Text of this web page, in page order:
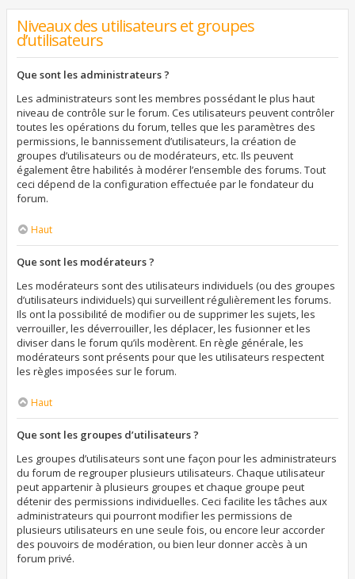
Niveaux des utilisateurs et groupes
d’utilisateurs
Que sont les administrateurs ?
Les administrateurs sont les membres possédant le plus haut
niveau de contrôle sur le forum. Ces utilisateurs peuvent contrôler
toutes les opérations du forum, telles que les paramètres des
permissions, le bannissement d’utilisateurs, la création de
groupes d’utilisateurs ou de modérateurs, etc. Ils peuvent
également être habilités à modérer l’ensemble des forums. Tout
ceci dépend de la configuration effectuée par le fondateur du
forum.
Haut
Que sont les modérateurs ?
Les modérateurs sont des utilisateurs individuels (ou des groupes
d’utilisateurs individuels) qui surveillent régulièrement les forums.
Ils ont la possibilité de modifier ou de supprimer les sujets, les
verrouiller, les déverrouiller, les déplacer, les fusionner et les
diviser dans le forum qu’ils modèrent. En règle générale, les
modérateurs sont présents pour que les utilisateurs respectent
les règles imposées sur le forum.
Haut
Que sont les groupes d’utilisateurs ?
Les groupes d’utilisateurs sont une façon pour les administrateurs
du forum de regrouper plusieurs utilisateurs. Chaque utilisateur
peut appartenir à plusieurs groupes et chaque groupe peut
détenir des permissions individuelles. Ceci facilite les tâches aux
administrateurs qui pourront modifier les permissions de
plusieurs utilisateurs en une seule fois, ou encore leur accorder
des pouvoirs de modération, ou bien leur donner accès à un
forum privé.